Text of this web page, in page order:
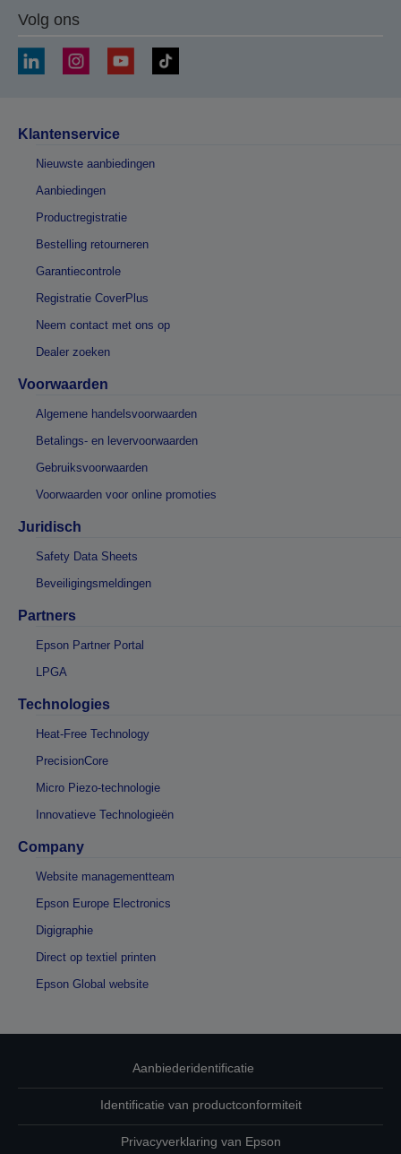
Volg ons
Klantenservice
Nieuwste aanbiedingen
Aanbiedingen
Productregistratie
Bestelling retourneren
Garantiecontrole
Registratie CoverPlus
Neem contact met ons op
Dealer zoeken
Voorwaarden
Algemene handelsvoorwaarden
Betalings- en levervoorwaarden
Gebruiksvoorwaarden
Voorwaarden voor online promoties
Juridisch
Safety Data Sheets
Beveiligingsmeldingen
Partners
Epson Partner Portal
LPGA
Technologies
Heat-Free Technology
PrecisionCore
Micro Piezo-technologie
Innovatieve Technologieën
Company
Website managementteam
Epson Europe Electronics
Digigraphie
Direct op textiel printen
Epson Global website
Aanbiederidentificatie
Identificatie van productconformiteit
Privacyverklaring van Epson